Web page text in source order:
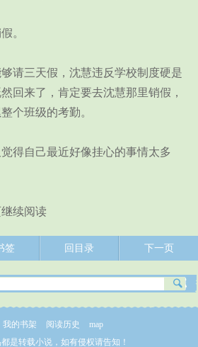
。
三天假，沈慧违反学校制度硬是
回来了，肯定要去沈慧那里销假，
个班级的考勤。
自己最近好像挂心的事情太多
续阅读
签 回目录 下一页
我的书架 阅读历史
map
是转载小说，如有侵权请告知！